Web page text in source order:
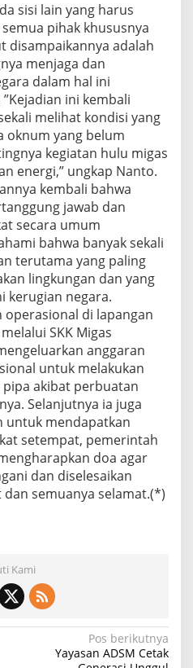
sisi lain yang harus
pihak khususnya
disampaikannya adalah
menjaga dan
dalam hal ini
ini kembali
melihat kondisi yang
oknum yang belum
kegiatan hulu migas
energi,” ungkap Nanto.
kembali bahwa
jawab dan
secara umum
bahwa banyak sekali
terutama yang paling
lingkungan dan yang
kerugian negara.
operasional di lapangan
SKK Migas
anggaran
untuk melakukan
akibat perbuatan
Selanjutnya ia juga
untuk mendapatkan
setempat, pemerintah
doa agar
dan diselesaikan
semuanya selamat.(*)
Kami
Pos berikutnya
Yayasan ADSM Cetak